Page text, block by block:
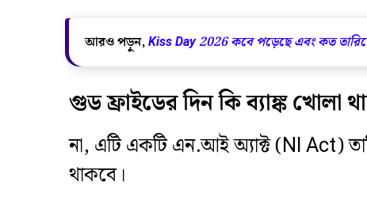
আরও পড়ুন,Kiss Day 2026 কবে পড়েছে এবং কত
গুড ফ্রাইডের দিন কি ব্যাঙ্ক খোলা
​না, এটি একটি এন.আই অ্যাক্ট (NI Act)
থাকবে।